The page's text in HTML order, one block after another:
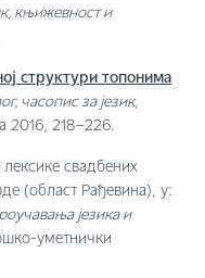
књижевност и
структури топонима
часопис за језик,
2016, 218–226.
свадбених
(област Рађевина), у:
језика и
уметнички